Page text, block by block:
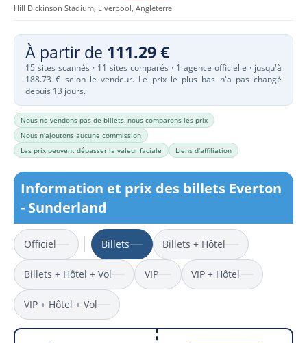
Hill Dickinson Stadium, Liverpool, Angleterre
À partir de 111.29 €
15 sites scannés · 11 sites comparés · 1 agence officielle · jusqu'à
188.73 € selon le vendeur. Le prix le plus bas n'a pas changé
depuis 13 jours.
Nous ne vendons pas de billets, nous comparons les prix
Nous n'ajoutons aucune commission
Les prix peuvent dépasser la valeur faciale
Liens d'affiliation
Information et prix des billets Everton
- Sunderland
Officiel Billets Billets + Hôtel
Billets + Hôtel + Vol VIP VIP + Hôtel
VIP + Hôtel + Vol